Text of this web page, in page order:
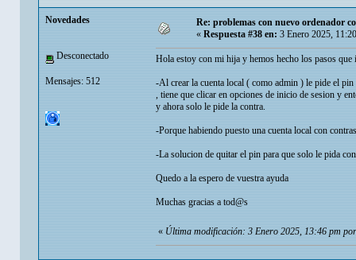
Novedades
Desconectado
Mensajes: 512
Re: problemas con nuevo ordenador
«Respuesta #38 en:3 Enero 2025,
Hola estoy con mi hija y hemos hecho los pasos
-Al crear la cuenta local ( como admin ) le pide el pin
, tiene que clicar en opciones de inicio de sesion y
y ahora solo le pide la contra.
-Porque habiendo puesto una cuenta local con
-La solucion de quitar el pin para que solo le pida
Quedo a la espero de vuestra ayuda
Muchas gracias a tod@s
«Última modificación: 3 Enero 2025, 13:46 pm